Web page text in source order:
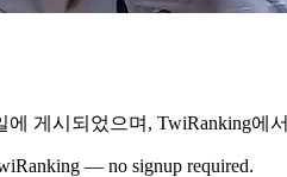
에 게시되었으며, TwiRanking에서
— no signup required.